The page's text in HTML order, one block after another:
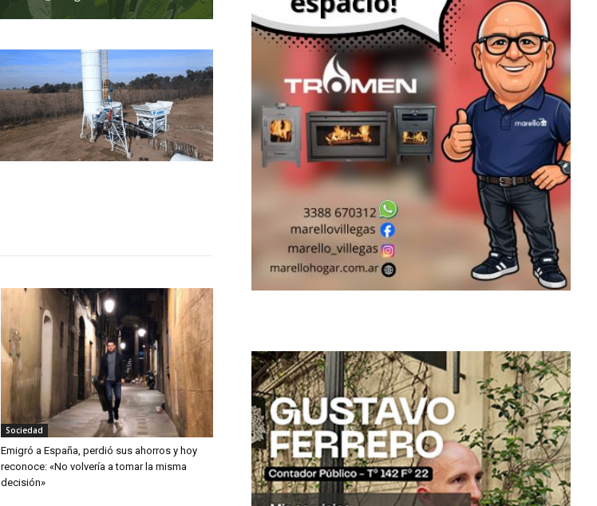
Sociedad
Emigró a España, perdió sus ahorros y hoy
reconoce: «No volvería a tomar la misma
decisión»